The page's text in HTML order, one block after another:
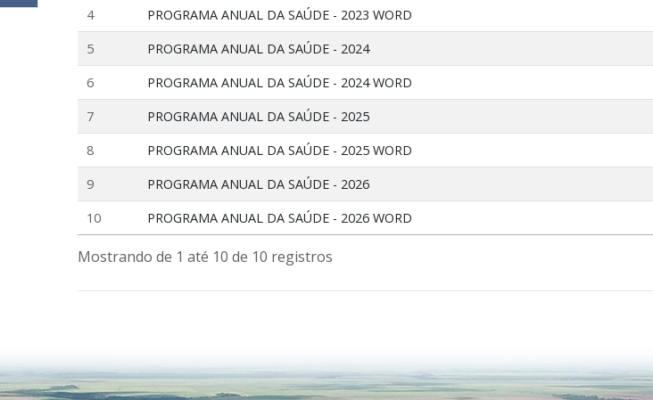
4
PROGRAMA ANUAL DA SAÚDE - 2023 WORD
5
PROGRAMA ANUAL DA SAÚDE - 2024
6
PROGRAMA ANUAL DA SAÚDE - 2024 WORD
7
PROGRAMA ANUAL DA SAÚDE - 2025
8
PROGRAMA ANUAL DA SAÚDE - 2025 WORD
9
PROGRAMA ANUAL DA SAÚDE - 2026
10
PROGRAMA ANUAL DA SAÚDE - 2026 WORD
Mostrando de 1 até 10 de 10 registros